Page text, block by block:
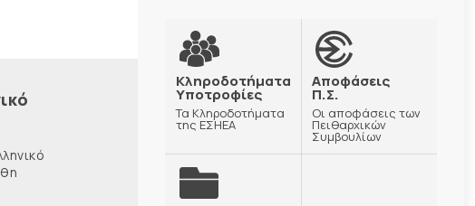
Κληροδοτήματα
Υποτροφίες
Τα Κληροδοτήματα
της ΕΣΗΕΑ
Αποφάσεις
Π.Σ.
Οι αποφάσεις των
Πειθαρχικών
Συμβουλίων